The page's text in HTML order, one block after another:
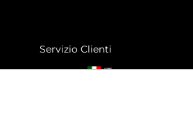
Servizio Clienti
IT